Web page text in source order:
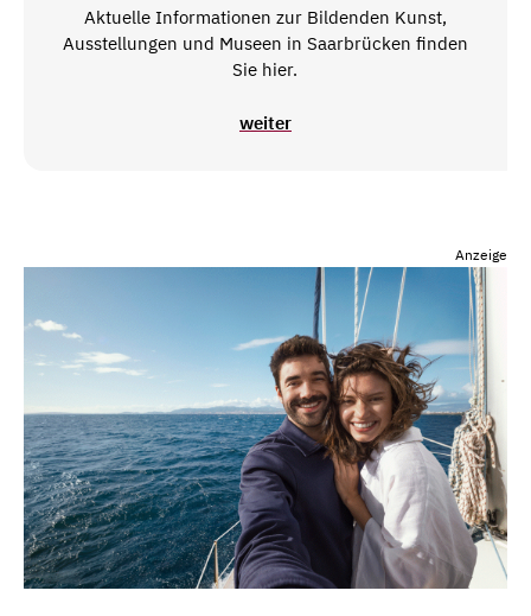
Aktuelle Informationen zur Bildenden Kunst,
Ausstellungen und Museen in Saarbrücken finden
Sie hier.
weiter
Anzeige